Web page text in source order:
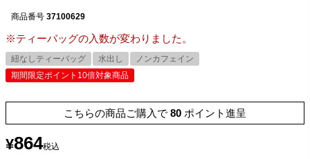
商品番号 37100629
※ティーバッグの入数が変わりました。
紐なしティーバッグ 水出し
ノンカフェイン
期間限定ポイント10倍対象商品
こちらの商品ご購入で 80 ポイント進呈
¥864税込